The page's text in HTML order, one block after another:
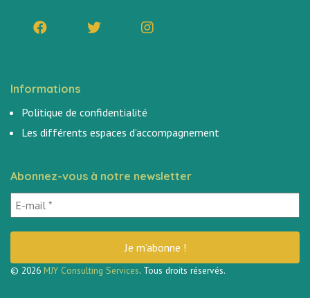
Informations
Politique de confidentialité
Les différents espaces d’accompagnement
Abonnez-vous à notre newsletter
© 2026 MJY Consulting Services. Tous droits réservés.